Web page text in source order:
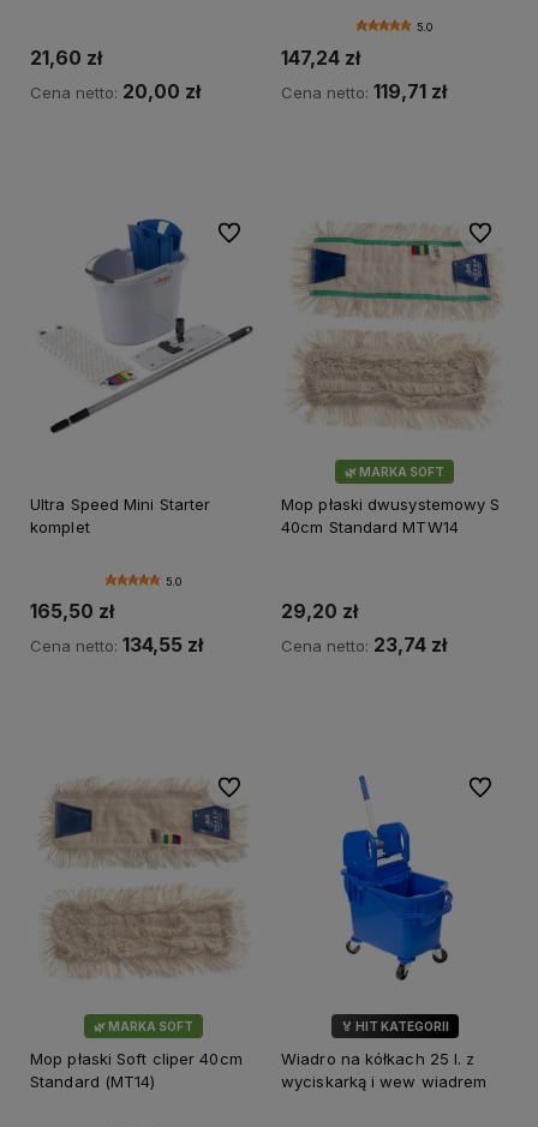
21,60 zł
Cena netto: 20,00 zł
5.0
147,24 zł
Cena netto: 119,71 zł
Ultra Speed Mini Starter
komplet
5.0
165,50 zł
Cena netto: 134,55 zł
Do ulubionych
🌿 MARKA SOFT
Mop płaski dwusystemowy S
40cm Standard MTW14
29,20 zł
Cena netto: 23,74 zł
Do
🌿 MARKA SOFT
Mop płaski Soft cliper 40cm
Standard (MT14)
Do ulubionych
🏅 HIT KATEGORII
Wiadro na kółkach 25 l. z
wyciskarką i wew wiadrem
Do